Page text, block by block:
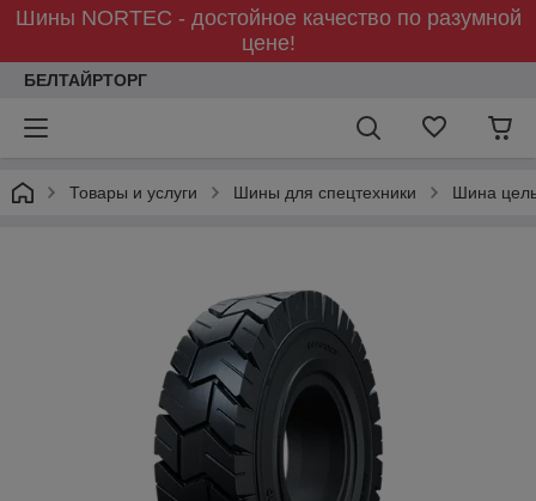
Шины NORTEC - достойное качество по разумной
цене!
БЕЛТАЙРТОРГ
Товары и услуги Шины для спецтехники Шина